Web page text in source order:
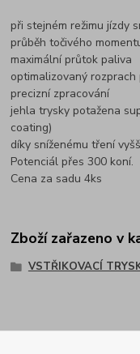
při stejném režimu jízdy
průběh točivého
maximální průtok paliva
optimalizovaný rozprach
precizní zpracování
jehla trysky potažena
coating)
díky sníženému tření
Potenciál přes 300 koní.
Cena za sadu 4ks
Zboží zařazeno v
VSTŘIKOVACÍ